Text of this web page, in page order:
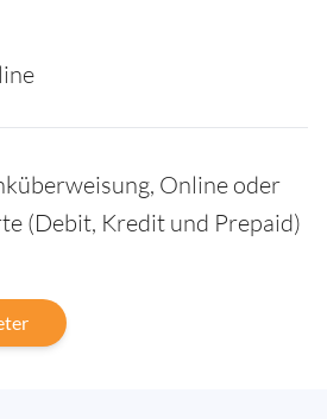
Online oder
(Debit, Kredit und Prepaid)